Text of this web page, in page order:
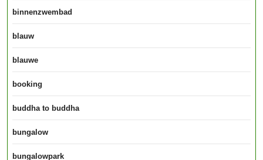
binnenzwembad
blauw
blauwe
booking
buddha to buddha
bungalow
bungalowpark